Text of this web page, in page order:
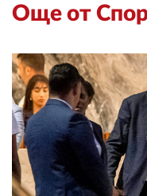
Още от